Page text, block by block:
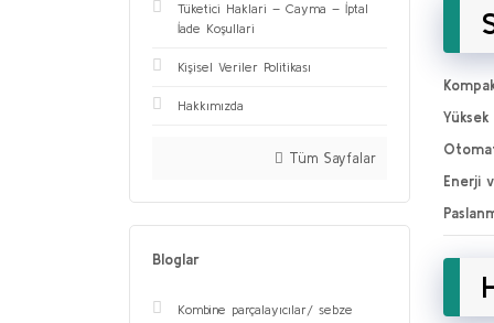
Tüketici Haklari – Cayma – İptal
İade Koşullari
Kişisel Veriler Politikası
Hakkımızda
Tüm Sayfalar
Bloglar
Kombine parçalayıcılar/ sebze
Enerji